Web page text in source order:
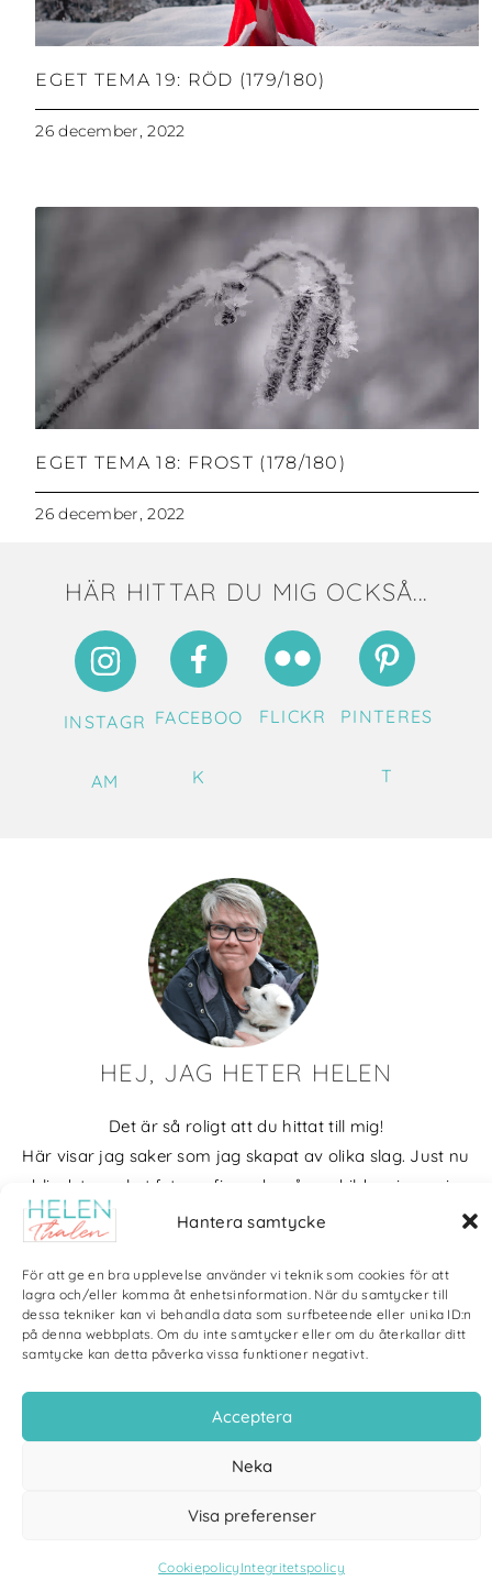
Hantera samtycke
För att ge en bra upplevelse använder vi teknik som cookies för att
lagra och/eller komma åt enhetsinformation. När du samtycker till
dessa tekniker kan vi behandla data som surfbeteende eller unika ID:n
på denna webbplats. Om du inte samtycker eller om du återkallar ditt
samtycke kan detta påverka vissa funktioner negativt.
Acceptera
Neka
Visa preferenser
Cookiepolicy Integritetspolicy
EGET TEMA 19: RÖD (179/180)
26 december, 2022
EGET TEMA 18: FROST (178/180)
26 december, 2022
HÄR HITTAR DU MIG OCKSÅ...
INSTAGR
AM
FACEBOO
K
FLICKR PINTERES
T
HEJ, JAG HETER HELEN
Det är så roligt att du hittat till mig!
Här visar jag saker som jag skapat av olika slag. Just nu
blir det mycket fotografier och många bilder visar min
kärlek till naturen och min vackra hund. Men också lite
annat pyssel och kreativt som jag ägnar mig åt.
Bloggarkiv